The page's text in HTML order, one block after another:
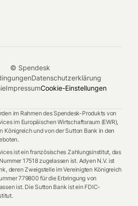
© Spendesk
Datenschutzerklärung
ImpressumCookie-Einstellungen
im Rahmen des Spendesk-Produkts von
im Europäischen Wirtschaftsraum (EWR),
Königreich und von der Sutton Bank in den
ist ein französisches Zahlungsinstitut, das
17518 zugelassen ist. Adyen N.V. ist
deren Zweigstelle im Vereinigten Königreich
779800 für die Erbringung von
ist. Die Sutton Bank ist ein FDIC-